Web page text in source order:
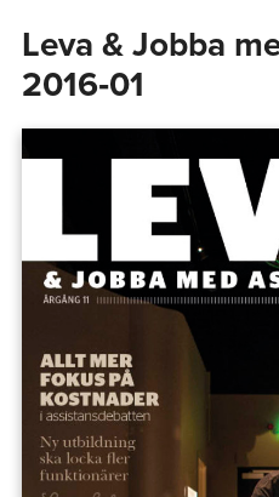
Leva & Jobba
2016‑01